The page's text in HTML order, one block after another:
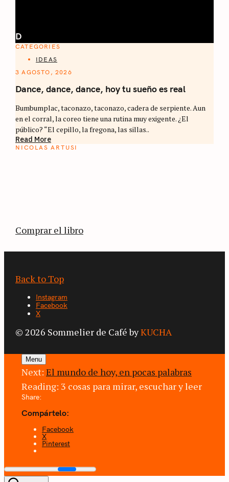
D
CATEGORIES
IDEAS
3 AGOSTO, 2026
Dance, dance, dance, hoy tu sueño es real
Bumbumplac, taconazo, taconazo, cadera de serpiente. Aun
en el corral, la coreo tiene una rutina muy exigente. ¿El
público? “El cepillo, la fregona, las sillas..
Read More
NICOLAS ARTUSI
Comprar el libro
Back to Top
Instagram
Facebook
X
© 2026 Sommelier de Café byKUCHA
Menu
Next: El mundo de hoy, en pocas palabras
Reading: 3 cosas para mirar, escuchar y leer
Share:
Compártelo:
Facebook
X
Pinterest